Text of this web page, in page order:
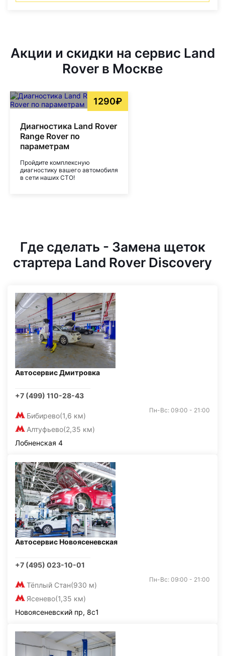
Акции и скидки на сервис Land
Rover в Москве
1290₽
Диагностика Land Rover
Range Rover по
параметрам
Пройдите комплексную
диагностику вашего автомобиля
в сети наших СТО!
Где сделать - Замена щеток
стартера Land Rover Discovery
Автосервис Дмитровка
+7 (499) 110-28-43
Бибирево(1,6 км)
Алтуфьево(2,35 км)
Пн-Вс: 09:00 - 21:00
Лобненская 4
Автосервис Новоясеневская
+7 (495) 023-10-01
Тёплый Стан(930 м)
Ясенево(1,35 км)
Пн-Вс: 09:00 - 21:00
Новоясеневский пр, 8с1